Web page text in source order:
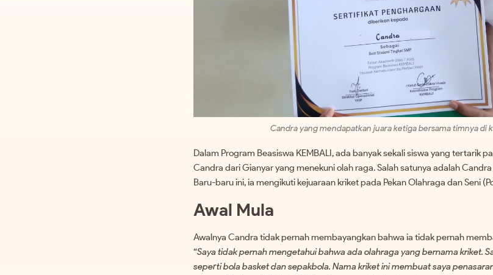
Candra yang mendapatkan juara ketiga bersama timnya di
Dalam Program Beasiswa KEMBALI, ada banyak sekali siswa yang tertarik
Candra dari Gianyar yang menekuni olah raga. Salah satunya adalah
Baru-baru ini, ia mengikuti kejuaraan kriket pada Pekan Olahraga dan Seni
Awal Mula
Awalnya Candra tidak pernah membayangkan bahwa ia tidak pernah
“Saya tidak pernah mengetahui bahwa ada olahraga yang bernama kriket.
seperti bola basket dan sepakbola. Nama kriket ini membuat saya